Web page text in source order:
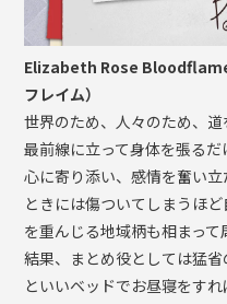
Elizabeth Rose Bloodflame
フレイム）
世界のため、人々のため、道
最前線に立って身体を張る
心に寄り添い、感情を奮い立
ときには傷ついてしまうほ
を重んじる地域柄も相まって
結果、まとめ役としては猛
といいベッドでお昼寝をす